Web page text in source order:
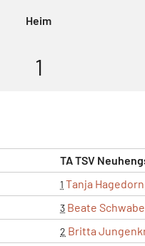
Heim
1
TA TSV
1 Tanja Hagedorn
3 Beate
2 Britta